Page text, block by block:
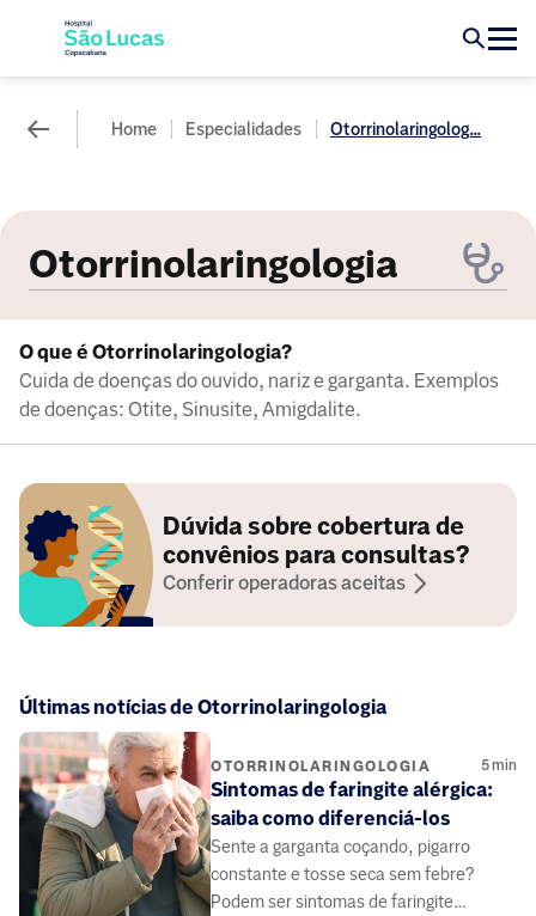
Home Especialidades Otorrinolaringolog...
Otorrinolaringologia
O que é Otorrinolaringologia?
Cuida de doenças do ouvido, nariz e garganta. Exemplos
de doenças: Otite, Sinusite, Amigdalite.
Dúvida sobre cobertura de
convênios para consultas?
Conferir operadoras aceitas
Últimas notícias de Otorrinolaringologia
OTORRINOLARINGOLOGIA 5min
Sintomas de faringite alérgica:
saiba como diferenciá-los
Sente a garganta coçando, pigarro
constante e tosse seca sem febre?
Podem ser sintomas de faringite